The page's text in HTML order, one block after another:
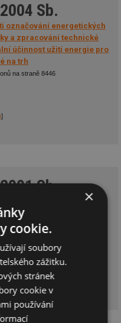
Sb.
označování energetických
a zpracování technické
účinnost užití energie pro
na trh
na straně 8446
]
Sb.
užití energie při
349/2010 Sb.
×
cookie.
soubory
zážitku.
stránek
cookie v
používání